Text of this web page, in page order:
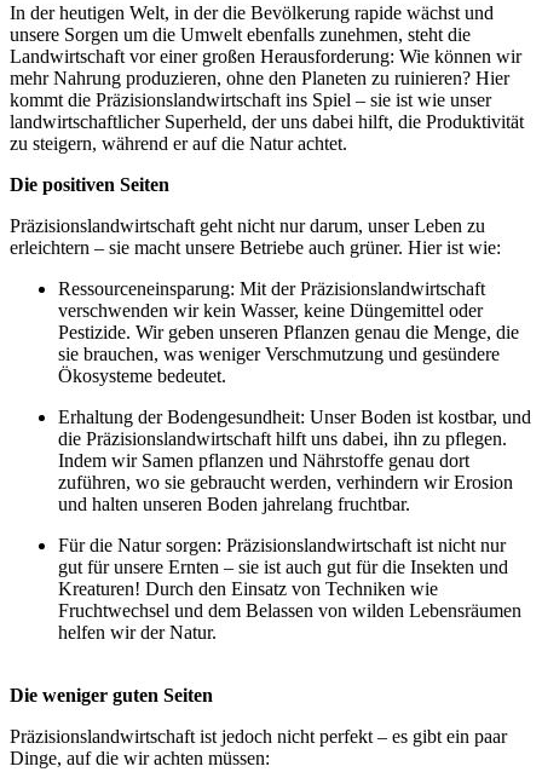
In der heutigen Welt, in der die Bevölkerung rapide wächst und
unsere Sorgen um die Umwelt ebenfalls zunehmen, steht die
Landwirtschaft vor einer großen Herausforderung: Wie können wir
mehr Nahrung produzieren, ohne den Planeten zu ruinieren? Hier
kommt die Präzisionslandwirtschaft ins Spiel – sie ist wie unser
landwirtschaftlicher Superheld, der uns dabei hilft, die Produktivität
zu steigern, während er auf die Natur achtet.
Die positiven Seiten
Präzisionslandwirtschaft geht nicht nur darum, unser Leben zu
erleichtern – sie macht unsere Betriebe auch grüner. Hier ist wie:
Ressourceneinsparung: Mit der Präzisionslandwirtschaft
verschwenden wir kein Wasser, keine Düngemittel oder
Pestizide. Wir geben unseren Pflanzen genau die Menge, die
sie brauchen, was weniger Verschmutzung und gesündere
Ökosysteme bedeutet.
Erhaltung der Bodengesundheit: Unser Boden ist kostbar, und
die Präzisionslandwirtschaft hilft uns dabei, ihn zu pflegen.
Indem wir Samen pflanzen und Nährstoffe genau dort
zuführen, wo sie gebraucht werden, verhindern wir Erosion
und halten unseren Boden jahrelang fruchtbar.
Für die Natur sorgen: Präzisionslandwirtschaft ist nicht nur
gut für unsere Ernten – sie ist auch gut für die Insekten und
Kreaturen! Durch den Einsatz von Techniken wie
Fruchtwechsel und dem Belassen von wilden Lebensräumen
helfen wir der Natur.
Die weniger guten Seiten
Präzisionslandwirtschaft ist jedoch nicht perfekt – es gibt ein paar
Dinge, auf die wir achten müssen: